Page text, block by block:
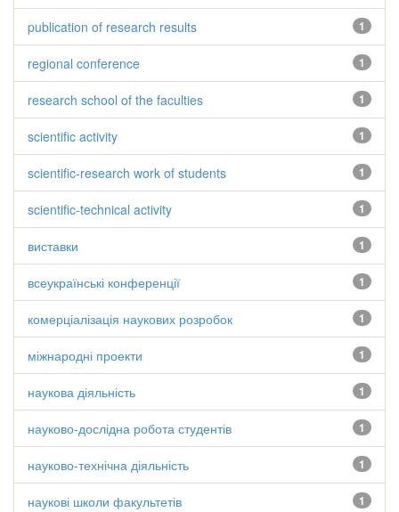
1
publication of research results
1
regional conference
1
research school of the faculties
1
scientific activity
1
scientific-research work of students
1
scientific-technical activity
1
виставки
1
всеукраїнські конференції
1
комерціалізація наукових розробок
1
міжнародні проекти
1
наукова діяльність
1
науково-дослідна робота студентів
1
науково-технічна діяльність
1
наукові школи факультетів